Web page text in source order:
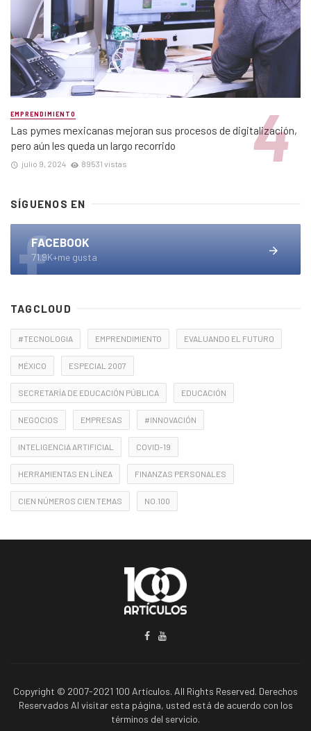
EMPRENDIMIENTO
Las pymes mexicanas mejoran sus procesos de digitalización,
pero aún les queda un largo recorrido
julio 9, 2024 89531 vistas
SÍGUENOS EN
FACEBOOK
71.9K+me gusta
TAGCLOUD
#TECNOLOGIA EMPRENDIMIENTO EVALUANDO EL FUTURO
MÉXICO ESPECIAL 2007
SECRETARÍA DE EDUCACIÓN PÚBLICA EDUCACIÓN
NEGOCIOS EMPRESAS #INNOVACIÓN
INTELIGENCIA ARTIFICIAL COVID-19
HERRAMIENTAS EN LÍNEA FINANZAS PERSONALES
CIEN NÚMEROS CIEN TEMAS NO.100
Copyright © 2007-2021 100 Artículos. All Rights Reserved. Derechos
Reservados Al visitar esta página, usted está de acuerdo con los
términos del servicio.